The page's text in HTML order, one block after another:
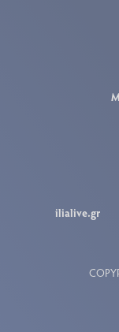
ilialive.gr